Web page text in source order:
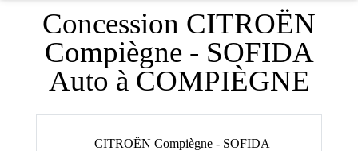
Concession CITROËN
Compiègne - SOFIDA
Auto à COMPIÈGNE
CITROËN Compiègne - SOFIDA